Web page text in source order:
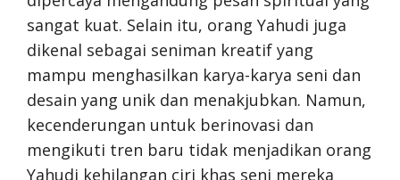
sangat kuat. Selain itu, orang Yahudi juga
dikenal sebagai seniman kreatif yang
mampu menghasilkan karya-karya seni dan
desain yang unik dan menakjubkan. Namun,
kecenderungan untuk berinovasi dan
mengikuti tren baru tidak menjadikan orang
Yahudi kehilangan ciri khas seni mereka